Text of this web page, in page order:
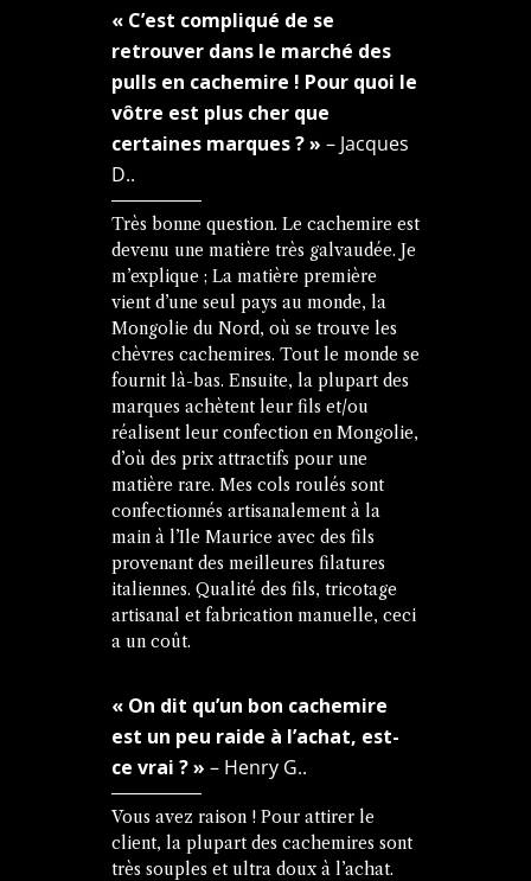
« C’est compliqué de se
retrouver dans le marché des
pulls en cachemire ! Pour quoi le
vôtre est plus cher que
certaines marques ? » – Jacques
D..
Très bonne question. Le cachemire est
devenu une matière très galvaudée. Je
m’explique ; La matière première
vient d’une seul pays au monde, la
Mongolie du Nord, où se trouve les
chèvres cachemires. Tout le monde se
fournit là-bas. Ensuite, la plupart des
marques achètent leur fils et/ou
réalisent leur confection en Mongolie,
d’où des prix attractifs pour une
matière rare. Mes cols roulés sont
confectionnés artisanalement à la
main à l’Ile Maurice avec des fils
provenant des meilleures filatures
italiennes. Qualité des fils, tricotage
artisanal et fabrication manuelle, ceci
a un coût.
« On dit qu’un bon cachemire
est un peu raide à l’achat, est-
ce vrai ? » – Henry G..
Vous avez raison ! Pour attirer le
client, la plupart des cachemires sont
très souples et ultra doux à l’achat.